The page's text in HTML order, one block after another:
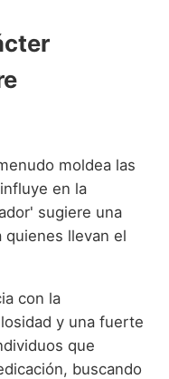
moldea las
en la
sugiere una
quienes llevan el
con la
y una fuerte
que
buscando